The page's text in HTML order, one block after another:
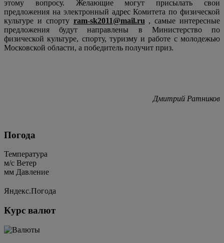
этому вопросу. Желающие могут присылать свои
предложения на электронный адрес Комитета по физической
культуре и спорту ram-sk2011@mail.ru , самые интересные
предложения будут направлены в Министерство по
физической культуре, спорту, туризму и работе с молодежью
Московской области, а победитель получит приз.
Дмитрий Ратников
Погода
Температура
м/c Ветер
мм Давление
Яндекс.Погода
Курс валют